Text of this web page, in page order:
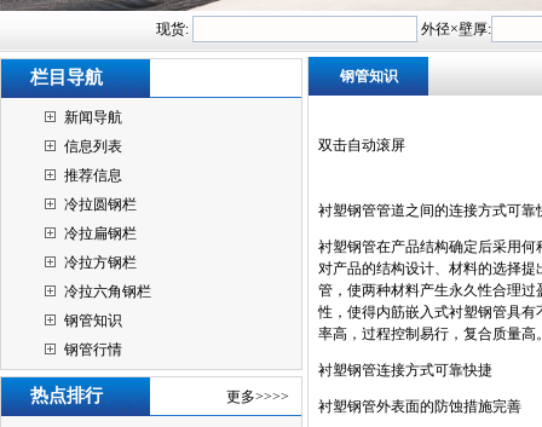
现货: 外径×壁厚:
栏目导航
新闻导航
信息列表
推荐信息
冷拉圆钢栏
冷拉扁钢栏
冷拉方钢栏
冷拉六角钢栏
钢管知识
钢管行情
热点排行 更多>>>>
钢管知识
双击自动滚屏
衬塑钢管管道之间的连接方式可靠
衬塑钢管在产品结构确定后采用
对产品的结构设计、材料的选择
管，使两种材料产生永久性合理
性，使得内筋嵌入式衬塑钢管具
率高，过程控制易行，复合质量高
衬塑钢管连接方式可靠快捷
衬塑钢管外表面的防蚀措施完善